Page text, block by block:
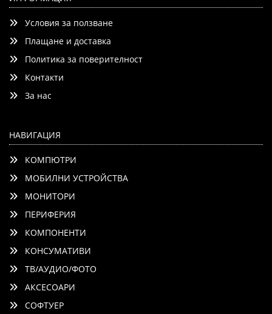
Условия за ползване
Плащане и доставка
Политика за поверителност
Контакти
За нас
НАВИГАЦИЯ
КОМПЮТРИ
МОБИЛНИ УСТРОЙСТВА
МОНИТОРИ
ПЕРИФЕРИЯ
КОМПОНЕНТИ
КОНСУМАТИВИ
ТВ/АУДИО/ФОТО
АКСЕСОАРИ
СОФТУЕР